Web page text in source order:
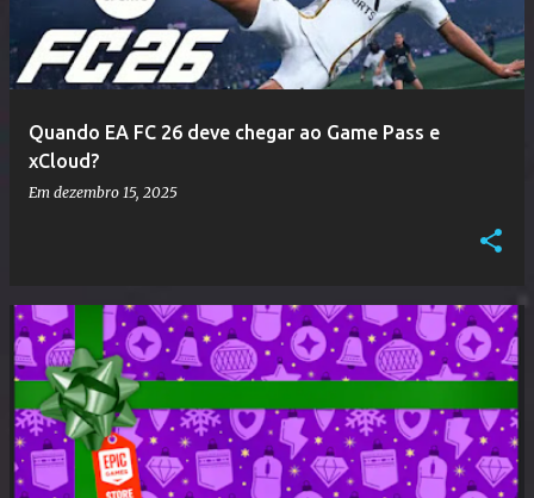
Quando EA FC 26 deve chegar ao Game Pass e
xCloud?
Em dezembro 15, 2025